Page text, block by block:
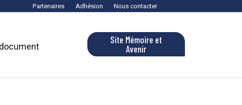
Partenaires Adhésion Nous contacter
Site Mémoire et
Avenir